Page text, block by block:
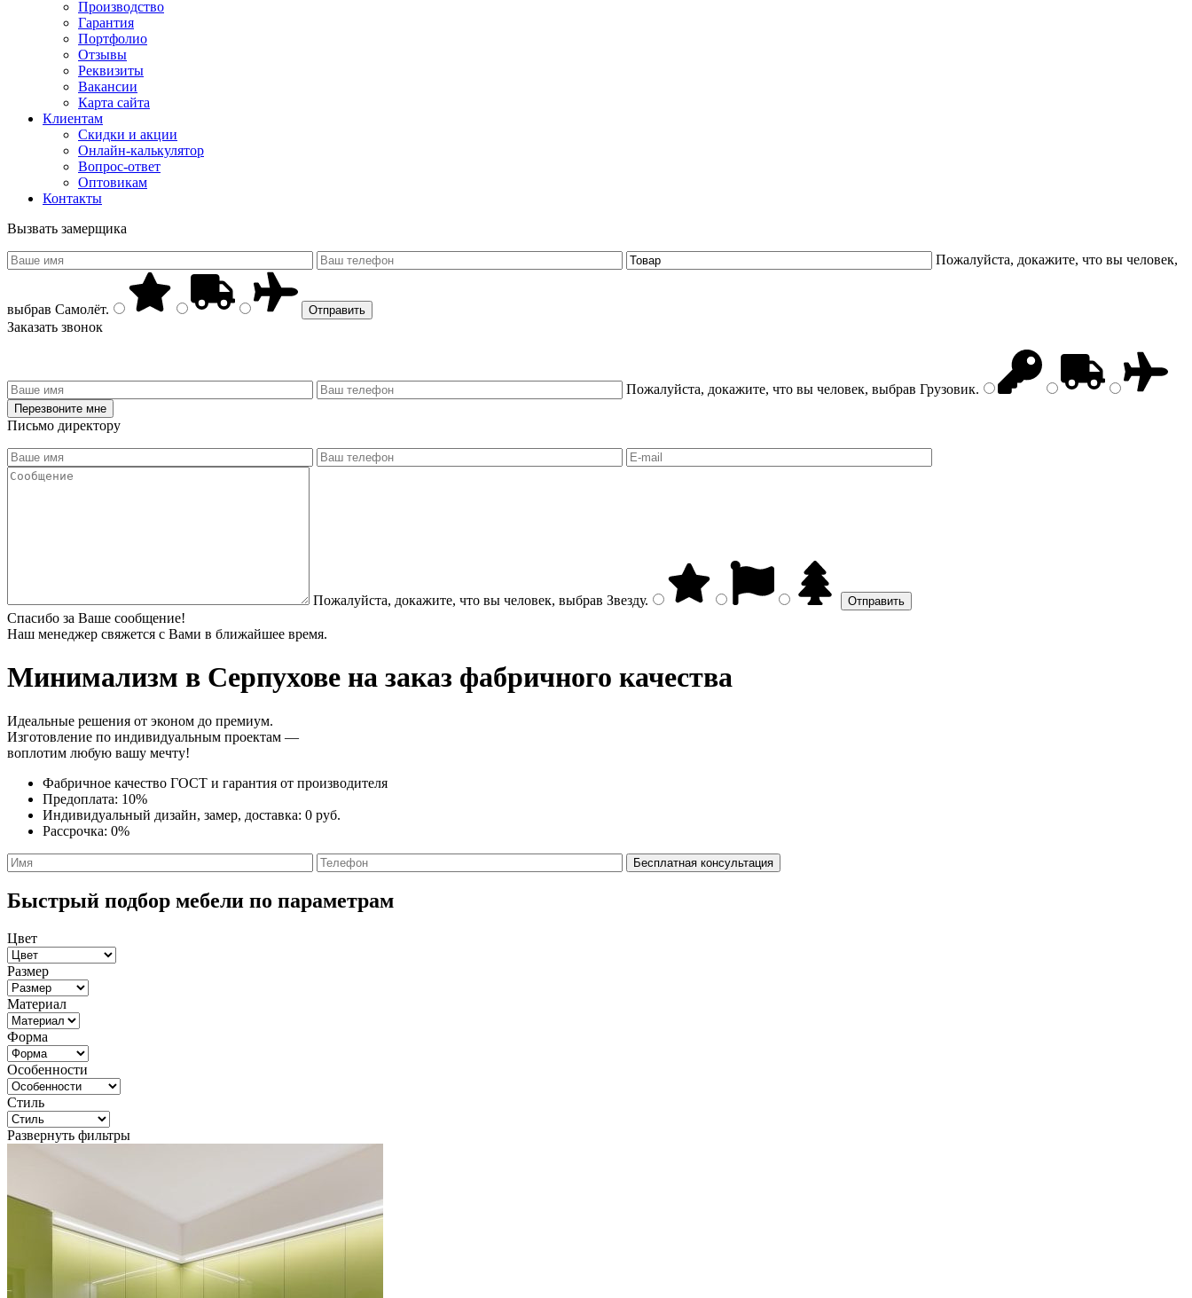
Производство
Гарантия
Портфолио
Отзывы
Реквизиты
Вакансии
Карта сайта
Клиентам
Скидки и акции
Онлайн-калькулятор
Вопрос-ответ
Оптовикам
Контакты
Вызвать замерщика
Пожалуйста, докажите, что вы человек,
выбрав Самолёт.
Заказать звонок
Пожалуйста, докажите, что вы человек, выбрав Грузовик.
Письмо директору
Пожалуйста, докажите, что вы человек, выбрав Звезду.
Спасибо за Ваше сообщение!
Наш менеджер свяжется с Вами в ближайшее время.
Минимализм в Серпухове на заказ фабричного качества
Идеальные решения от эконом до премиум.
Изготовление по индивидуальным проектам —
воплотим любую вашу мечту!
Фабричное качество ГОСТ и гарантия от производителя
Предоплата: 10%
Индивидуальный дизайн, замер, доставка: 0 руб.
Рассрочка: 0%
Быстрый подбор мебели по параметрам
Цвет
Размер
Материал
Форма
Особенности
Стиль
Развернуть фильтры